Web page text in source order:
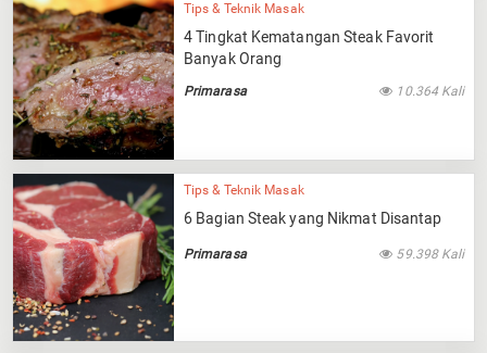
Tips & Teknik Masak
4 Tingkat Kematangan Steak Favorit
Banyak Orang
Primarasa 10.364 Kali
Tips & Teknik Masak
6 Bagian Steak yang Nikmat Disantap
Primarasa 59.398 Kali